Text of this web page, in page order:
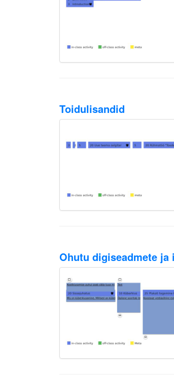
Toidulisandid
Ohutu digiseadmete